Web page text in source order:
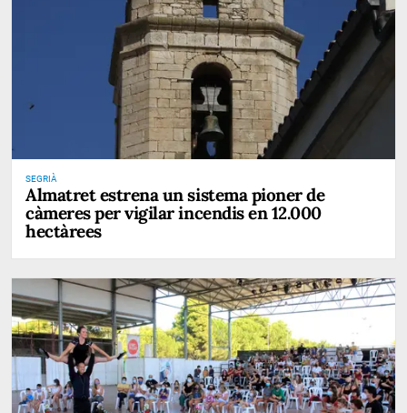
SEGRIÀ
Almatret estrena un sistema pioner de
càmeres per vigilar incendis en 12.000
hectàrees